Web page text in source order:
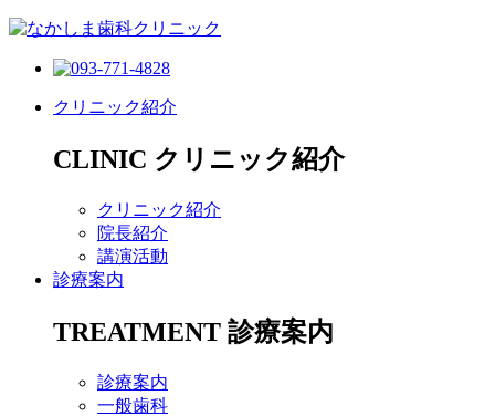
クリニック紹介
CLINIC クリニック紹介
クリニック紹介
院長紹介
講演活動
診療案内
TREATMENT 診療案内
診療案内
一般歯科